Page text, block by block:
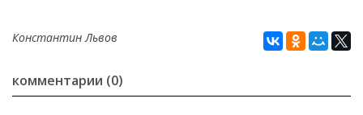
Константин Львов
комментарии (0)